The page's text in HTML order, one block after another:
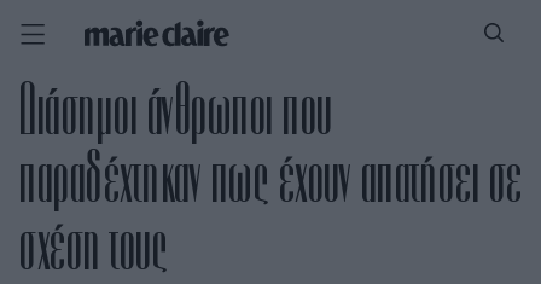
Διάσημοι άνθρωποι που
παραδέχτηκαν πως έχουν απατήσει σε
σχέση τους